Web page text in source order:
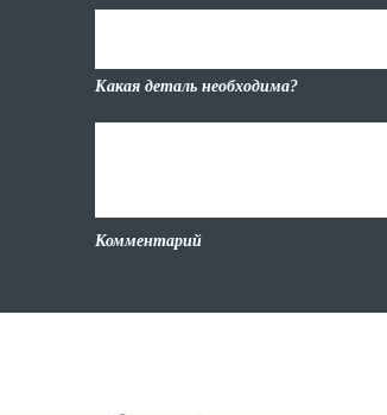
Какая деталь необходима?
Комментарий